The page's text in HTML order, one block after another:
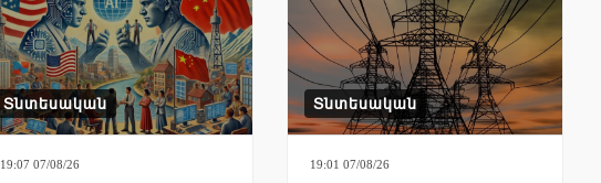
Տնտեսական
19:07 07/08/26
Տնտեսական
19:01 07/08/26